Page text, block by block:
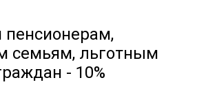
пенсионерам,
семьям, льготным
- 10%